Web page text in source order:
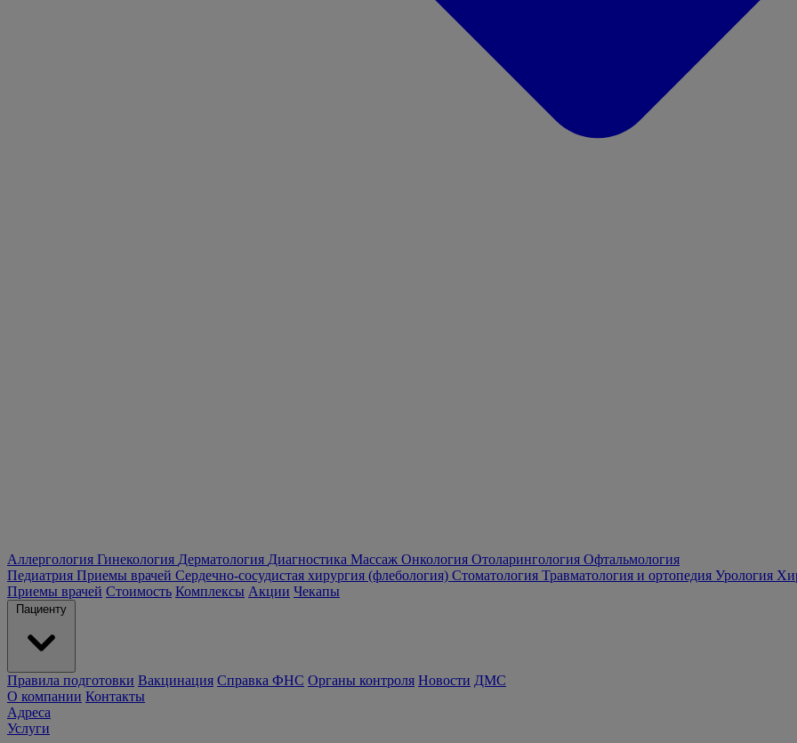
Аллергология Гинекология Дерматология Диагностика Массаж Онкология Отоларингология Офтальмология
Педиатрия Приемы врачей Сердечно-сосудистая хирургия (флебология) Стоматология Травматология и ортопедия Урология
Приемы врачей Стоимость Комплексы Акции Чекапы
Пациенту
Правила подготовки Вакцинация Справка ФНС Органы контроля Новости ДМС
О компании Контакты
Адреса
Услуги